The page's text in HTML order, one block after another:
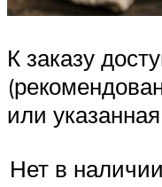
К заказу
или
Нет в наличии